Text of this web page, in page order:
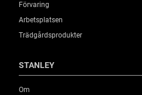
Förvaring
Arbetsplatsen
Trädgårdsprodukter
STANLEY
Om